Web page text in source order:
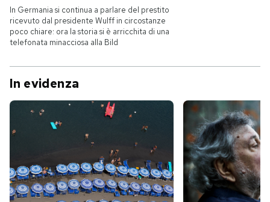
In Germania si continua a parlare del prestito
ricevuto dal presidente Wulff in circostanze
poco chiare: ora la storia si è arricchita di una
telefonata minacciosa alla Bild
In evidenza